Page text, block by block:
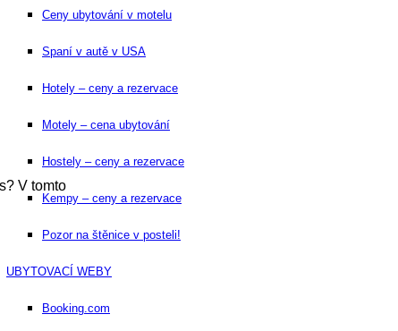
Ceny ubytování v motelu
Spaní v autě v USA
Hotely – ceny a rezervace
Motely – cena ubytování
Hostely – ceny a rezervace
Kempy – ceny a rezervace
Pozor na štěnice v posteli!
UBYTOVACÍ WEBY
Booking.com
V tomto